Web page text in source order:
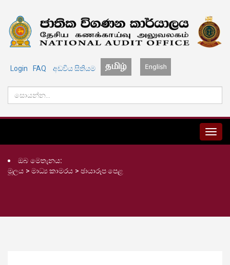
Login FAQ අඩවිය සිතියම
MENU
ඔබ මෙතැනය:
මූලය > මාධ්‍ය කාමරය > ඡායාරූප පෙළ